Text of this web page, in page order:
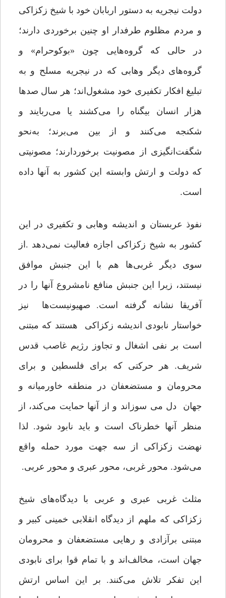
دولت نیجریه به دستور اربابان خود با شیخ زکزاکی
و مردم مظلوم طرفدار او چنین برخوردی دارند؛
در حالی که گروه‌هایی چون «بوکوحرام» و
گروه‌های دیگر وهابی که در نیجریه مسلح‌‌ و به
تبلیغ افکار تکفیری خود مشغول‌اند؛ هر سال صدها
هزار انسان بیگناه را می‌کشند یا می‌ربایند و
شکنجه می‌کنند و از بین می‌برند؛ به‌نحو
شگفت‌انگیزی از مصونیت برخوردارند؛ مصونیتی
که دولت و ارتش وابسته این کشور به آنها داده
است.
نفوذ عربستان و اندیشه وهابی و تکفیری در این
کشور به شیخ زکزاکی اجازه فعالیت نمی‌دهد .از
سوی دیگر غربی‌ها هم با این جنبش موافق
نیستند، زیرا این جنبش منافع نامشروع آنها را در
آفریقا نشانه گرفته است. صهیونیست‌ها نیز
خواستار نابودی اندیشه زکزاکی هستند که مبتنی
است بر نفی اشغال و تجاوز رژیم غاصب قدس
شریف. هر حرکتی که برای فلسطین و برای
محرومان و مستضعفان در منطقه خاورمیانه و
جهان دل می سوزاند و از آنها حمایت می‌کند، از
منظر آنها خطرناک است و باید نابود شود. لذا
نهضت زکزاکی از سه جهت مورد حمله واقع
می‌شود. محور غربی، محور عبری و محور عربی.
مثلث غربی عبری و عربی با دیدگاه‌های شیخ
زکزاکی که ملهم از دیدگاه انقلابی خمینی کبیر و
مبتنی برآزادی و رهایی مستضعفان و محرومان
جهان است، مخالف‌اند و با تمام قوا برای نابودی
این تفکر تلاش می‌کنند. بر این اساس ارتش